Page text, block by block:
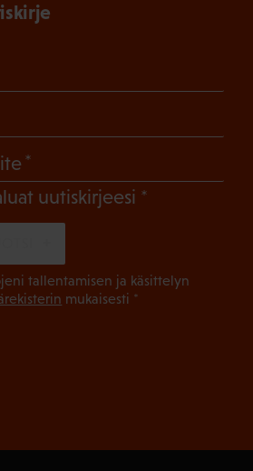
uutiskirjeesi (Pakollinen)
tallentamisen ja käsittelyn
mukaisesti *